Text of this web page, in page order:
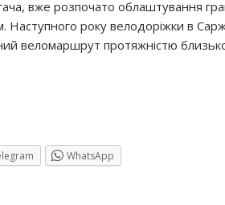
вже розпочато облаштування
Наступного року велодоріжки в
веломаршрут протяжністю
WhatsApp